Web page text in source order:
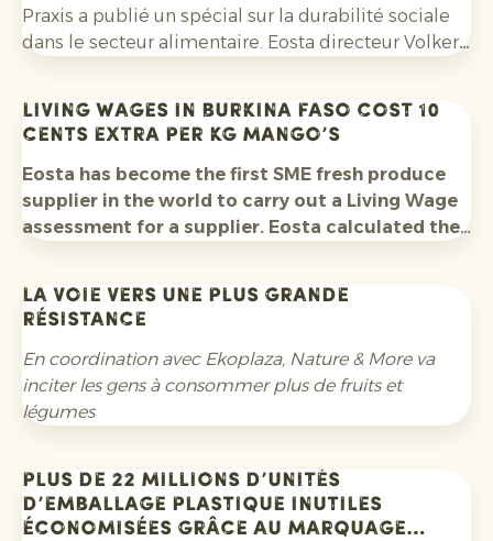
Praxis a publié un spécial sur la durabilité sociale
dans le secteur alimentaire. Eosta directeur Volkert
Europe pour amener le concept de salaire
minimum vital dans les rayons des magasins. Lisez
l'intégralité de l'interview ici:
Living Wages in Burkina Faso cost 10
cents extra per kg mango’s
Eosta has become the first SME fresh produce
supplier in the world to carry out a Living Wage
assessment for a supplier. Eosta calculated the
shows that an additional cost of 10 cents per
kilo of mangoes would suffice to close the pay
gap for all 199 employees. Together with
customers and consumers, Eosta will put this
process in motion.
La voie vers une plus grande
résistance
En coordination avec Ekoplaza, Nature & More va
inciter les gens à consommer plus de fruits et
légumes
Plus de 22 millions d’unités
d’emballage plastique inutiles
économisées grâce au marquage